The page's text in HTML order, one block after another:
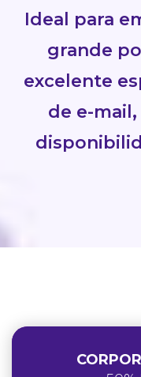
Ideal para
grande
excelente
de e-